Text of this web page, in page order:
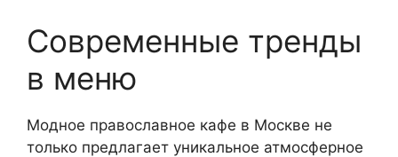
Современные тренды
в меню
Модное православное кафе в Москве не
только предлагает уникальное атмосферное